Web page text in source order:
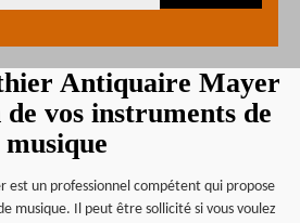
Antiquaire Mayer
vos instruments de
musique
est un professionnel compétent qui propose
musique. Il peut être sollicité si vous voulez